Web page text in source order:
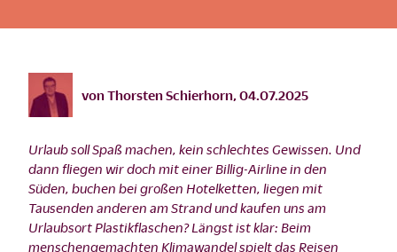
vonThorsten Schierhorn 04.07.2025
Urlaub soll Spaß machen, kein schlechtes Gewissen. Und
dann fliegen wir doch mit einer Billig-Airline in den
Süden, buchen bei großen Hotelketten, liegen mit
Tausenden anderen am Strand und kaufen uns am
Urlaubsort Plastikflaschen? Längst ist klar: Beim
menschengemachten Klimawandel spielt das Reisen